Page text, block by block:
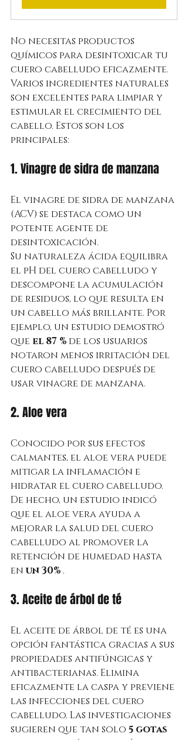
No necesitas productos
químicos para desintoxicar tu
cuero cabelludo eficazmente.
Varios ingredientes naturales
son excelentes para limpiar y
estimular el crecimiento del
cabello. Estos son los
principales:
1. Vinagre de sidra de manzana
El vinagre de sidra de manzana
(ACV) se destaca como un
potente agente de
desintoxicación.
Su naturaleza ácida equilibra
el pH del cuero cabelludo y
descompone la acumulación
de residuos, lo que resulta en
un cabello más brillante. Por
ejemplo, un estudio demostró
que el 87 % de los usuarios
notaron menos irritación del
cuero cabelludo después de
usar vinagre de manzana.
2. Aloe vera
Conocido por sus efectos
calmantes, el aloe vera puede
mitigar la inflamación e
hidratar el cuero cabelludo.
De hecho, un estudio indicó
que el aloe vera ayuda a
mejorar la salud del cuero
cabelludo al promover la
retención de humedad hasta
en un 30% .
3. Aceite de árbol de té
El aceite de árbol de té es una
opción fantástica gracias a sus
propiedades antifúngicas y
antibacterianas. Elimina
eficazmente la caspa y previene
las infecciones del cuero
cabelludo. Las investigaciones
sugieren que tan solo 5 gotas